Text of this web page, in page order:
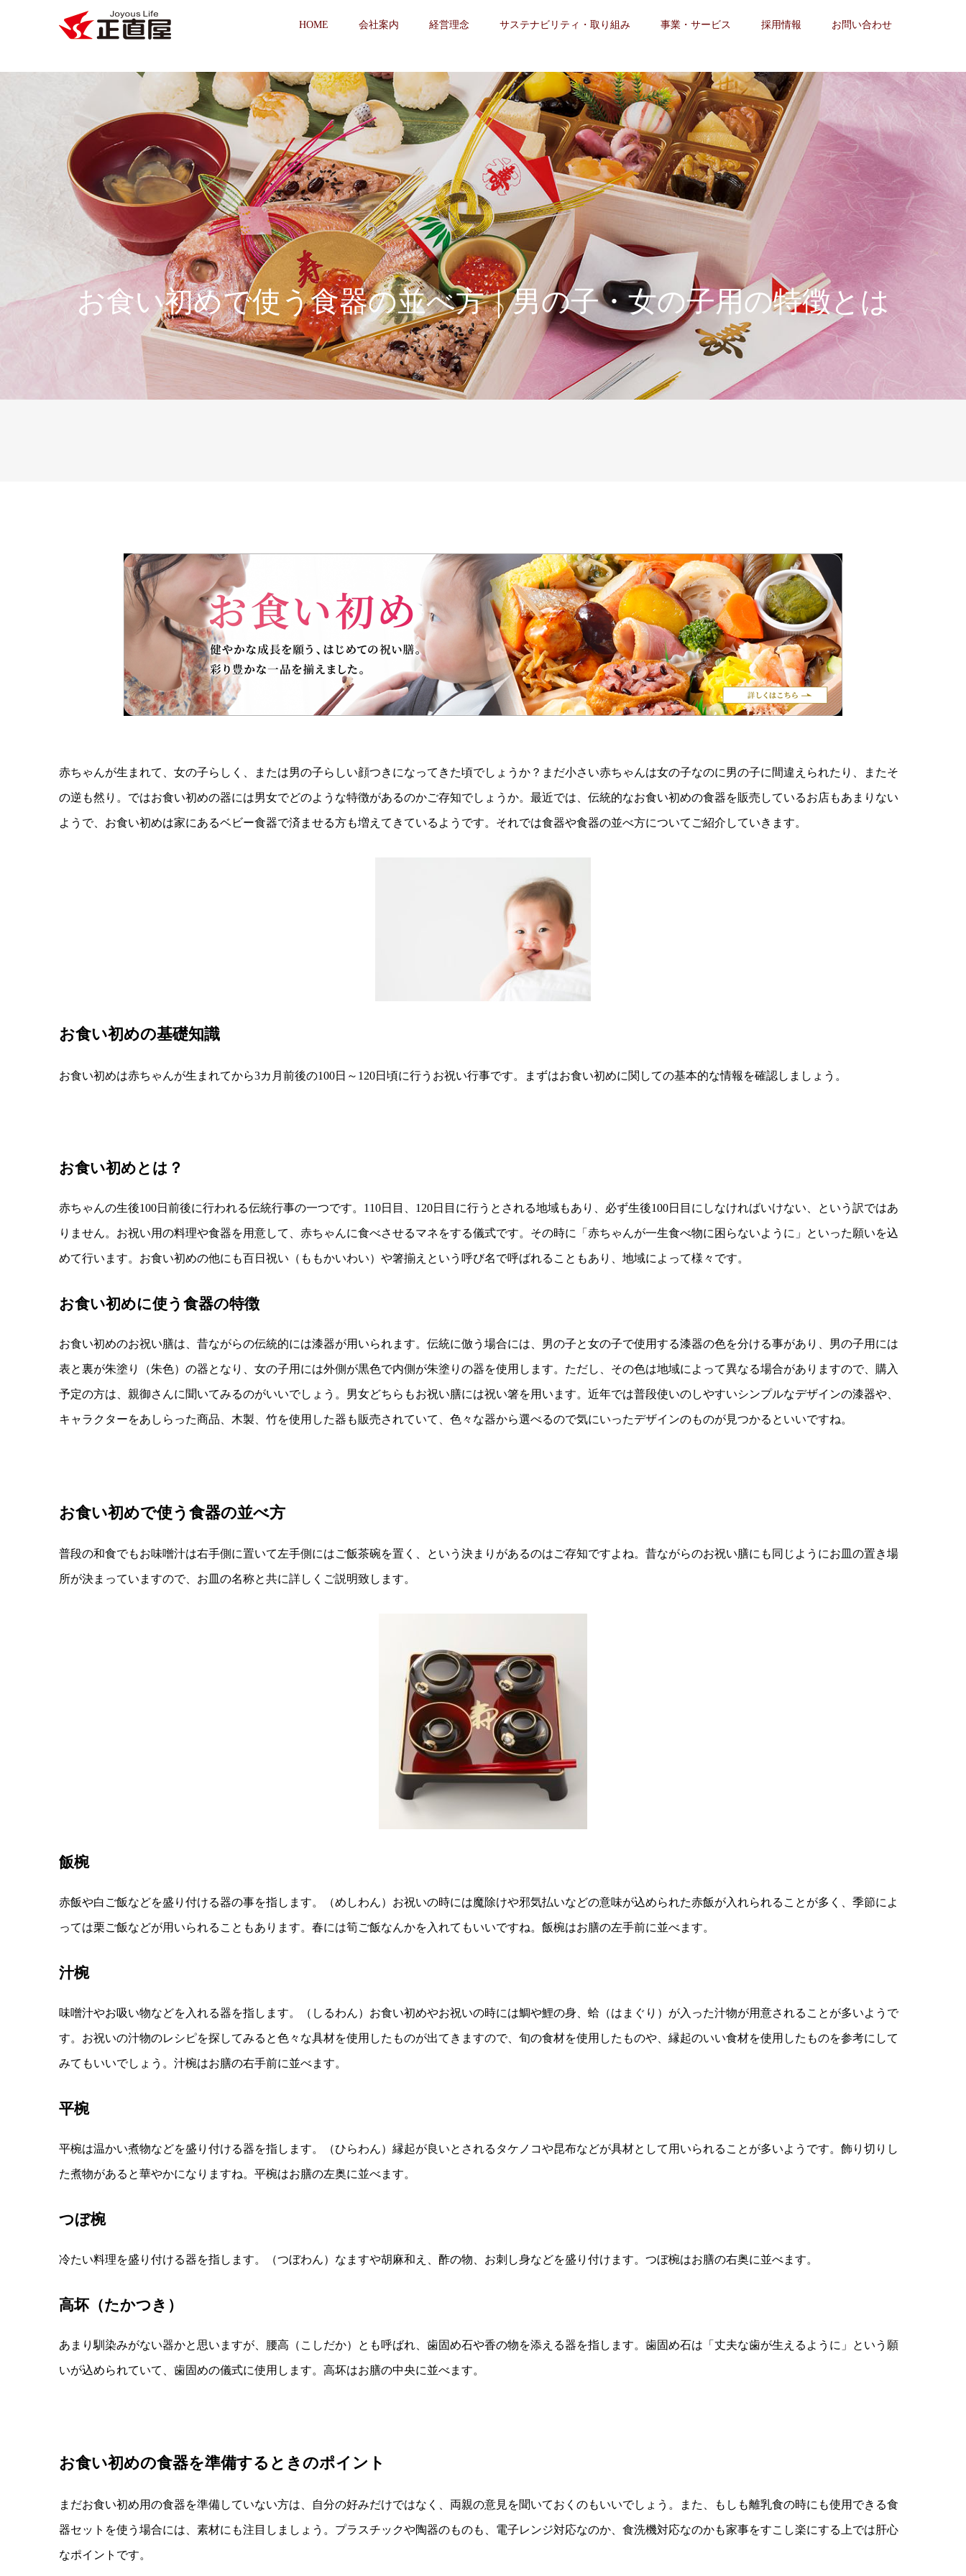
HOME 会社案内 経営理念 サステナビリティ・取り組み 事業・サービス 採用情報 お問い合わせ
お食い初めで使う食器の並べ方｜男の子・女の子用の特徴とは
赤ちゃんが生まれて、女の子らしく、または男の子らしい顔つきになってきた頃でしょうか？まだ小さい赤ちゃんは女の子なのに男の子に間違えられたり、またそ
の逆も然り。ではお食い初めの器には男女でどのような特徴があるのかご存知でしょうか。最近では、伝統的なお食い初めの食器を販売しているお店もあまりない
ようで、お食い初めは家にあるベビー食器で済ませる方も増えてきているようです。それでは食器や食器の並べ方についてご紹介していきます。
お食い初めの基礎知識
お食い初めは赤ちゃんが生まれてから3カ月前後の100日～120日頃に行うお祝い行事です。まずはお食い初めに関しての基本的な情報を確認しましょう。
お食い初めとは？
赤ちゃんの生後100日前後に行われる伝統行事の一つです。110日目、120日目に行うとされる地域もあり、必ず生後100日目にしなければいけない、という訳ではあ
りません。お祝い用の料理や食器を用意して、赤ちゃんに食べさせるマネをする儀式です。その時に「赤ちゃんが一生食べ物に困らないように」といった願いを込
めて行います。お食い初めの他にも百日祝い（ももかいわい）や箸揃えという呼び名で呼ばれることもあり、地域によって様々です。
お食い初めに使う食器の特徴
お食い初めのお祝い膳は、昔ながらの伝統的には漆器が用いられます。伝統に倣う場合には、男の子と女の子で使用する漆器の色を分ける事があり、男の子用には
表と裏が朱塗り（朱色）の器となり、女の子用には外側が黒色で内側が朱塗りの器を使用します。ただし、その色は地域によって異なる場合がありますので、購入
予定の方は、親御さんに聞いてみるのがいいでしょう。男女どちらもお祝い膳には祝い箸を用います。近年では普段使いのしやすいシンプルなデザインの漆器や、
キャラクターをあしらった商品、木製、竹を使用した器も販売されていて、色々な器から選べるので気にいったデザインのものが見つかるといいですね。
お食い初めで使う食器の並べ方
普段の和食でもお味噌汁は右手側に置いて左手側にはご飯茶碗を置く、という決まりがあるのはご存知ですよね。昔ながらのお祝い膳にも同じようにお皿の置き場
所が決まっていますので、お皿の名称と共に詳しくご説明致します。
飯椀
赤飯や白ご飯などを盛り付ける器の事を指します。（めしわん）お祝いの時には魔除けや邪気払いなどの意味が込められた赤飯が入れられることが多く、季節によ
っては栗ご飯などが用いられることもあります。春には筍ご飯なんかを入れてもいいですね。飯椀はお膳の左手前に並べます。
汁椀
味噌汁やお吸い物などを入れる器を指します。（しるわん）お食い初めやお祝いの時には鯛や鯉の身、蛤（はまぐり）が入った汁物が用意されることが多いようで
す。お祝いの汁物のレシピを探してみると色々な具材を使用したものが出てきますので、旬の食材を使用したものや、縁起のいい食材を使用したものを参考にして
みてもいいでしょう。汁椀はお膳の右手前に並べます。
平椀
平椀は温かい煮物などを盛り付ける器を指します。（ひらわん）縁起が良いとされるタケノコや昆布などが具材として用いられることが多いようです。飾り切りし
た煮物があると華やかになりますね。平椀はお膳の左奥に並べます。
つぼ椀
冷たい料理を盛り付ける器を指します。（つぼわん）なますや胡麻和え、酢の物、お刺し身などを盛り付けます。つぼ椀はお膳の右奥に並べます。
高坏（たかつき）
あまり馴染みがない器かと思いますが、腰高（こしだか）とも呼ばれ、歯固め石や香の物を添える器を指します。歯固め石は「丈夫な歯が生えるように」という願
いが込められていて、歯固めの儀式に使用します。高坏はお膳の中央に並べます。
お食い初めの食器を準備するときのポイント
まだお食い初め用の食器を準備していない方は、自分の好みだけではなく、両親の意見を聞いておくのもいいでしょう。また、もしも離乳食の時にも使用できる食
器セットを使う場合には、素材にも注目しましょう。プラスチックや陶器のものも、電子レンジ対応なのか、食洗機対応なのかも家事をすこし楽にする上では肝心
なポイントです。